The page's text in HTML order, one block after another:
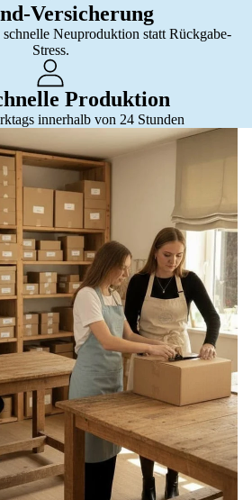
Versicherung
Neuproduktion statt Rückgabe-
Stress.
Produktion
innerhalb von 24 Stunden